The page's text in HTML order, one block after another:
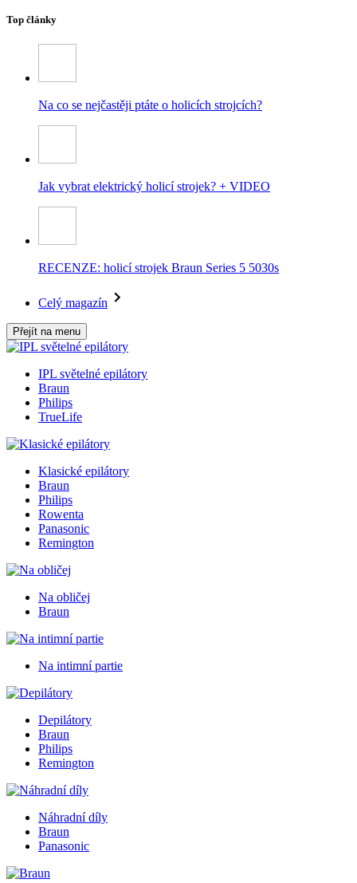
Top články
Na co se nejčastěji ptáte o holicích strojcích?
Jak vybrat elektrický holicí strojek? + VIDEO
RECENZE: holicí strojek Braun Series 5 5030s
Celý magazín
Přejít na menu
IPL světelné epilátory
Braun
Philips
TrueLife
Klasické epilátory
Braun
Philips
Rowenta
Panasonic
Remington
Na obličej
Braun
Na intimní partie
Depilátory
Braun
Philips
Remington
Náhradní díly
Braun
Panasonic